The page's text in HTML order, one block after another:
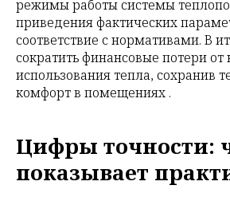
режимы работы системы
приведения фактических
соответствие с нормативами. В
сократить финансовые потери от
использования тепла, сохранив
комфорт в помещениях .
Цифры точности:
показывает